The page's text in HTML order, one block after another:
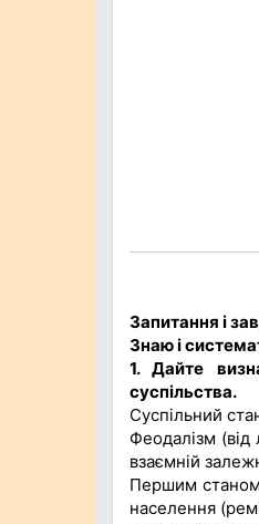
Запитання і
Знаю і
1. Дайте
суспільства.
Суспільний
Феодалізм
взаємній
Першим станом
населення